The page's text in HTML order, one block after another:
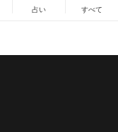
占い すべて